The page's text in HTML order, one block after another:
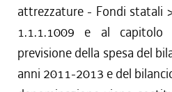
attrezzature - Fondi statali
1.1.1.1009 e al
previsione della spesa del
anni 2011-2013 e del